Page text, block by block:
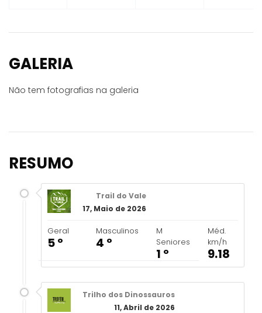
GALERIA
Não tem fotografias na galeria
RESUMO
Trail do Vale
17, Maio de 2026
Geral
5 º
Masculinos
4 º
M
Seniores
1 º
Méd.
km/h
9.18
Trilho dos Dinossauros
11, Abril de 2026